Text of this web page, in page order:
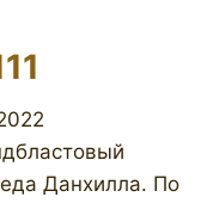
Данхилла. По